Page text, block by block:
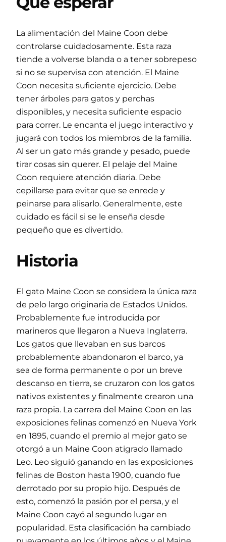
La alimentación del Maine Coon debe
controlarse cuidadosamente. Esta raza
tiende a volverse blanda o a tener sobrepeso
si no se supervisa con atención. El Maine
Coon necesita suficiente ejercicio. Debe
tener árboles para gatos y perchas
disponibles, y necesita suficiente espacio
para correr. Le encanta el juego interactivo y
jugará con todos los miembros de la familia.
Al ser un gato más grande y pesado, puede
tirar cosas sin querer. El pelaje del Maine
Coon requiere atención diaria. Debe
cepillarse para evitar que se enrede y
peinarse para alisarlo. Generalmente, este
cuidado es fácil si se le enseña desde
pequeño que es divertido.
Historia
El gato Maine Coon se considera la única raza
de pelo largo originaria de Estados Unidos.
Probablemente fue introducida por
marineros que llegaron a Nueva Inglaterra.
Los gatos que llevaban en sus barcos
probablemente abandonaron el barco, ya
sea de forma permanente o por un breve
descanso en tierra, se cruzaron con los gatos
nativos existentes y finalmente crearon una
raza propia. La carrera del Maine Coon en las
exposiciones felinas comenzó en Nueva York
en 1895, cuando el premio al mejor gato se
otorgó a un Maine Coon atigrado llamado
Leo. Leo siguió ganando en las exposiciones
felinas de Boston hasta 1900, cuando fue
derrotado por su propio hijo. Después de
esto, comenzó la pasión por el persa, y el
Maine Coon cayó al segundo lugar en
popularidad. Esta clasificación ha cambiado